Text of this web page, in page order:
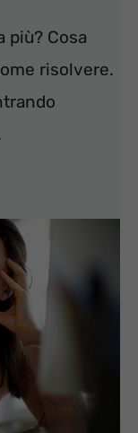
più? Cosa
risolvere.